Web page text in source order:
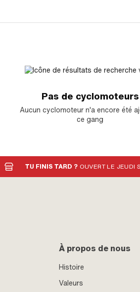
Pas de cyclomoteurs
Aucun cyclomoteur n'a encore été
ce gang
TU FINIS TARD ? OUVERT LE JEUDI
À propos de nous
Histoire
Valeurs